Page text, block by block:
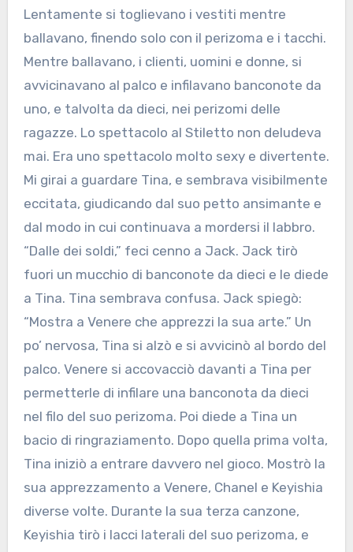
Lentamente si toglievano i vestiti mentre
ballavano, finendo solo con il perizoma e i tacchi.
Mentre ballavano, i clienti, uomini e donne, si
avvicinavano al palco e infilavano banconote da
uno, e talvolta da dieci, nei perizomi delle
ragazze. Lo spettacolo al Stiletto non deludeva
mai. Era uno spettacolo molto sexy e divertente.
Mi girai a guardare Tina, e sembrava visibilmente
eccitata, giudicando dal suo petto ansimante e
dal modo in cui continuava a mordersi il labbro.
“Dalle dei soldi,” feci cenno a Jack. Jack tirò
fuori un mucchio di banconote da dieci e le diede
a Tina. Tina sembrava confusa. Jack spiegò:
“Mostra a Venere che apprezzi la sua arte.” Un
po’ nervosa, Tina si alzò e si avvicinò al bordo del
palco. Venere si accovacciò davanti a Tina per
permetterle di infilare una banconota da dieci
nel filo del suo perizoma. Poi diede a Tina un
bacio di ringraziamento. Dopo quella prima volta,
Tina iniziò a entrare davvero nel gioco. Mostrò la
sua apprezzamento a Venere, Chanel e Keyishia
diverse volte. Durante la sua terza canzone,
Keyishia tirò i lacci laterali del suo perizoma, e